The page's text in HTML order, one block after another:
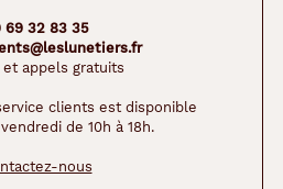
69 32 83 35
et appels gratuits
clients est disponible
de 10h à 18h.
nous